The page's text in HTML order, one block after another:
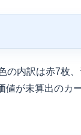
の内訳は赤7枚、
値が未算出のカ